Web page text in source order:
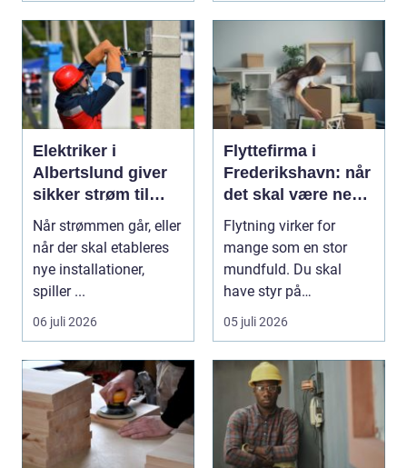
Elektriker i
Albertslund giver
sikker strøm til
danske boliger
Når strømmen går, eller
når der skal etableres
nye installationer,
spiller ...
06 juli 2026
Flyttefirma i
Frederikshavn: når
det skal være nemt
at komme videre
Flytning virker for
mange som en stor
mundfuld. Du skal
have styr på
nedpakning, tunge
l&oslas...
05 juli 2026